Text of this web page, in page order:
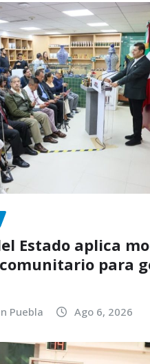
Estado aplica
para
Puebla Ago 6, 2026